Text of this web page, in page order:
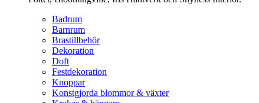
Badrum
Barnrum
Brastillbehör
Dekoration
Doft
Festdekoration
Knoppar
Konstgjorda blommor & växter